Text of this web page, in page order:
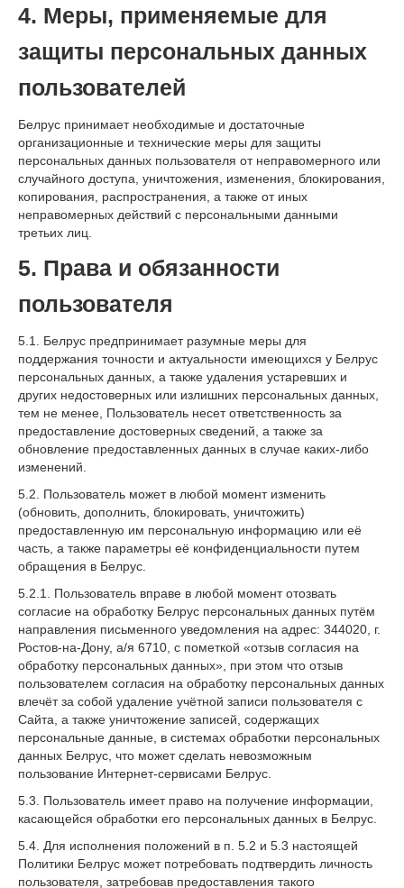
4. Меры, применяемые для
защиты персональных данных
пользователей
Белрус принимает необходимые и достаточные
организационные и технические меры для защиты
персональных данных пользователя от неправомерного или
случайного доступа, уничтожения, изменения, блокирования,
копирования, распространения, а также от иных
неправомерных действий с персональными данными
третьих лиц.
5. Права и обязанности
пользователя
5.1. Белрус предпринимает разумные меры для
поддержания точности и актуальности имеющихся у Белрус
персональных данных, а также удаления устаревших и
других недостоверных или излишних персональных данных,
тем не менее, Пользователь несет ответственность за
предоставление достоверных сведений, а также за
обновление предоставленных данных в случае каких-либо
изменений.
5.2. Пользователь может в любой момент изменить
(обновить, дополнить, блокировать, уничтожить)
предоставленную им персональную информацию или её
часть, а также параметры её конфиденциальности путем
обращения в Белрус.
5.2.1. Пользователь вправе в любой момент отозвать
согласие на обработку Белрус персональных данных путём
направления письменного уведомления на адрес: 344020, г.
Ростов-на-Дону, а/я 6710, с пометкой «отзыв согласия на
обработку персональных данных», при этом что отзыв
пользователем согласия на обработку персональных данных
влечёт за собой удаление учётной записи пользователя с
Сайта, а также уничтожение записей, содержащих
персональные данные, в системах обработки персональных
данных Белрус, что может сделать невозможным
пользование Интернет-сервисами Белрус.
5.3. Пользователь имеет право на получение информации,
касающейся обработки его персональных данных в Белрус.
5.4. Для исполнения положений в п. 5.2 и 5.3 настоящей
Политики Белрус может потребовать подтвердить личность
пользователя, затребовав предоставления такого